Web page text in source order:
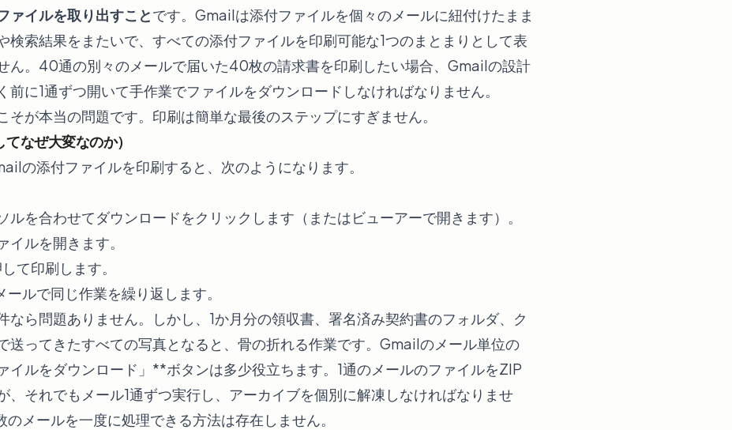
ァイルを取り出すことです。Gmailは添付ファイルを個々のメールに紐付けたまま
検索結果をまたいで、すべての添付ファイルを印刷可能な1つのまとまりとして表
ん。40通の別々のメールで届いた40枚の請求書を印刷したい場合、Gmailの設計
前に1通ずつ開いて手作業でファイルをダウンロードしなければなりません。
そが本当の問題です。印刷は簡単な最後のステップにすぎません。
なぜ大変なのか）
の添付ファイルを印刷すると、次のようになります。
ルを合わせてダウンロードをクリックします（またはビューアーで開きます）。
イルを開きます。
て印刷します。
ルで同じ作業を繰り返します。
なら問題ありません。しかし、1か月分の領収書、署名済み契約書のフォルダ、ク
送ってきたすべての写真となると、骨の折れる作業です。Gmailのメール単位の
イルをダウンロード」**ボタンは多少役立ちます。1通のメールのファイルをZIP
、それでもメール1通ずつ実行し、アーカイブを個別に解凍しなければなりませ
メールを一度に処理できる方法は存在しません。